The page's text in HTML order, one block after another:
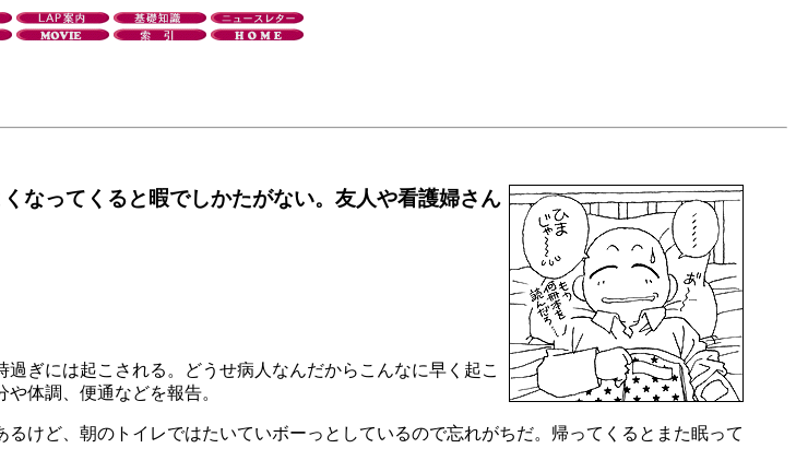
なってくると暇でしかたがない。友人や看護婦さん
ぎには起こされる。どうせ病人なんだからこんなに早く起こ
体調、便通などを報告。
けど、朝のトイレではたいていボーっとしているので忘れがちだ。帰ってくるとまた眠って